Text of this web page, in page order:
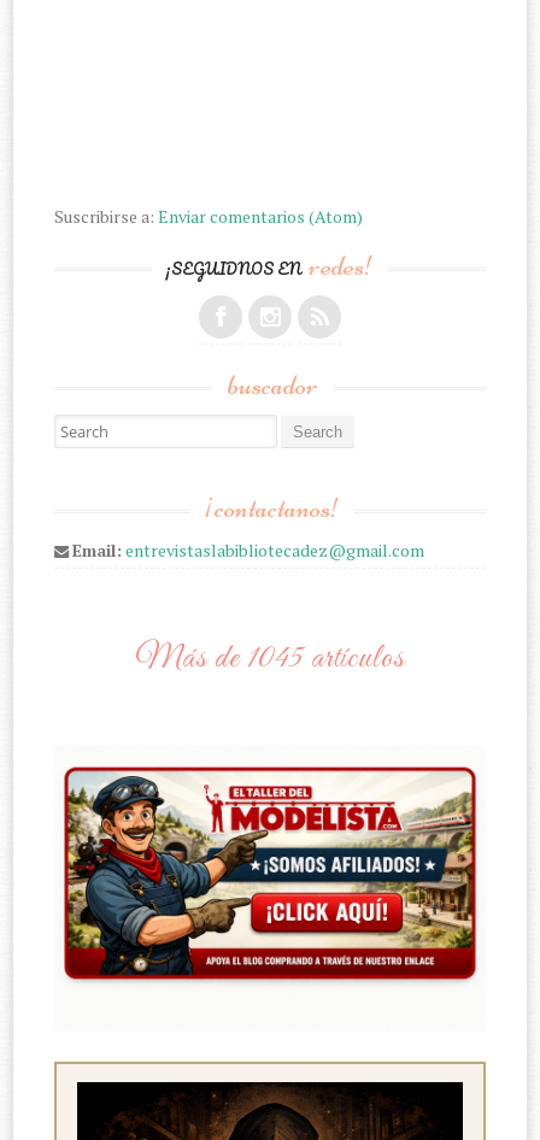
Suscribirse a:Enviar comentarios (Atom)
¡SEGUIDNOS ENredes!
buscador
Search for:
¡contactanos!
Email: entrevistaslabibliotecadez@gmail.com
Más de 1045 artículos